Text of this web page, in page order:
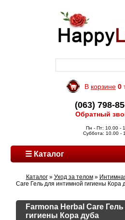
В корзине 0
(063) 798-
Обратный
Пн - Пт: 10.00 -
Суббота: 10.00 -
☰ Каталог
Каталог» Уход за телом»
Care Гель для интимной гигиены Кора
Farmona Herbal Care
гигиены Кора дуба